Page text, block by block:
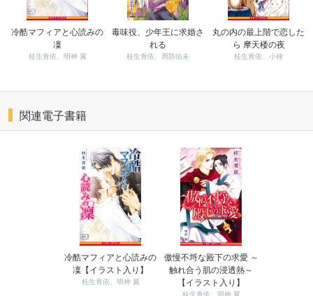
冷酷マフィアと心読みの
凜
桂生青依、明神 翼
毒味役、少年王に求婚さ
れる
桂生青依、周防佑未
丸の内の最上階で恋した
ら 摩天楼の夜
桂生青依、小禄
関連電子書籍
冷酷マフィアと心読みの
凜【イラスト入り】
桂生青依、明神 翼
傲慢不埒な殿下の求愛 ～
触れ合う肌の浸透熱～
【イラスト入り】
桂生青依、明神 翼